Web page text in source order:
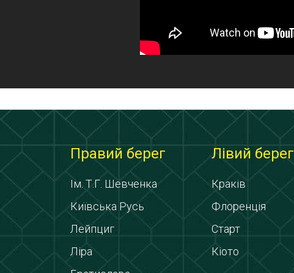
Правий берег
Ім. Т.Г. Шевченка
Київська Русь
Лейпциг
Ліра
Лівий берег
Краків
Флоренція
Старт
Кіото